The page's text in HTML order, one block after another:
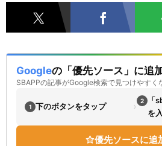
Googleの「優先ソース」に追
SBAPPの記事がGoogle検索で見つけやすく
1 下のボタンをタップ › 2
「
を
優先ソースに追